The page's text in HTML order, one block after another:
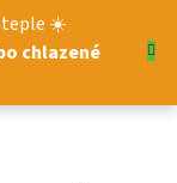
teple ☀️
chlazené